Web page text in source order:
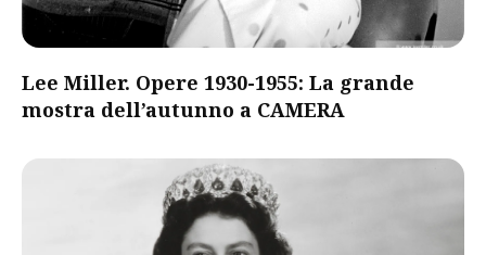
Lee Miller. Opere 1930-1955: La grande
mostra dell’autunno a CAMERA